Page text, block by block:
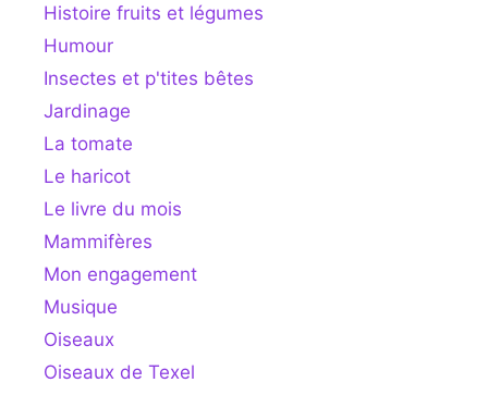
Histoire fruits et légumes
Humour
Insectes et p'tites bêtes
Jardinage
La tomate
Le haricot
Le livre du mois
Mammifères
Mon engagement
Musique
Oiseaux
Oiseaux de Texel